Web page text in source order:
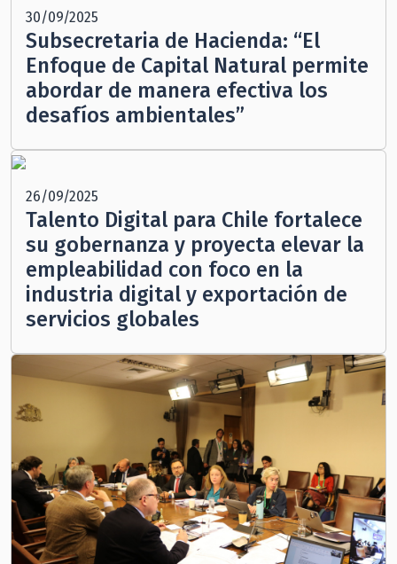
30/09/2025
Subsecretaria de Hacienda: “El
Enfoque de Capital Natural permite
abordar de manera efectiva los
desafíos ambientales”
26/09/2025
Talento Digital para Chile fortalece
su gobernanza y proyecta elevar la
empleabilidad con foco en la
industria digital y exportación de
servicios globales